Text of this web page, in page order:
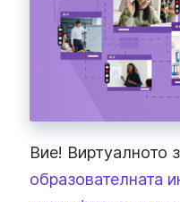
Вие! Виртуалното
образователната